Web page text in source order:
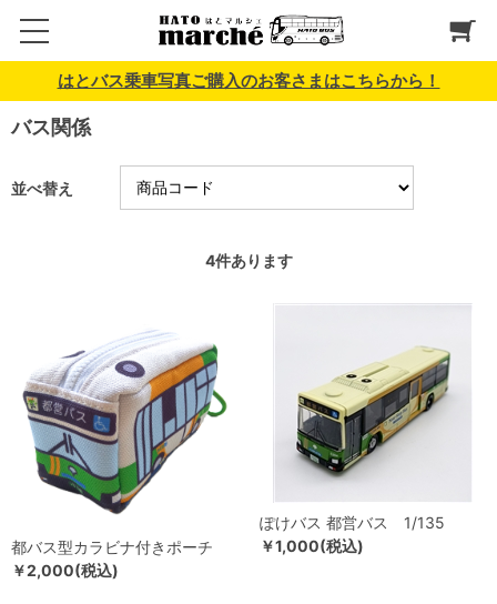
はとバス乗車写真ご購入のお客さまはこちらから！
バス関係
並べ替え
4件あります
都バス型カラビナ付きポーチ
￥2,000(税込)
ぽけバス 都営バス 1/135
￥1,000(税込)